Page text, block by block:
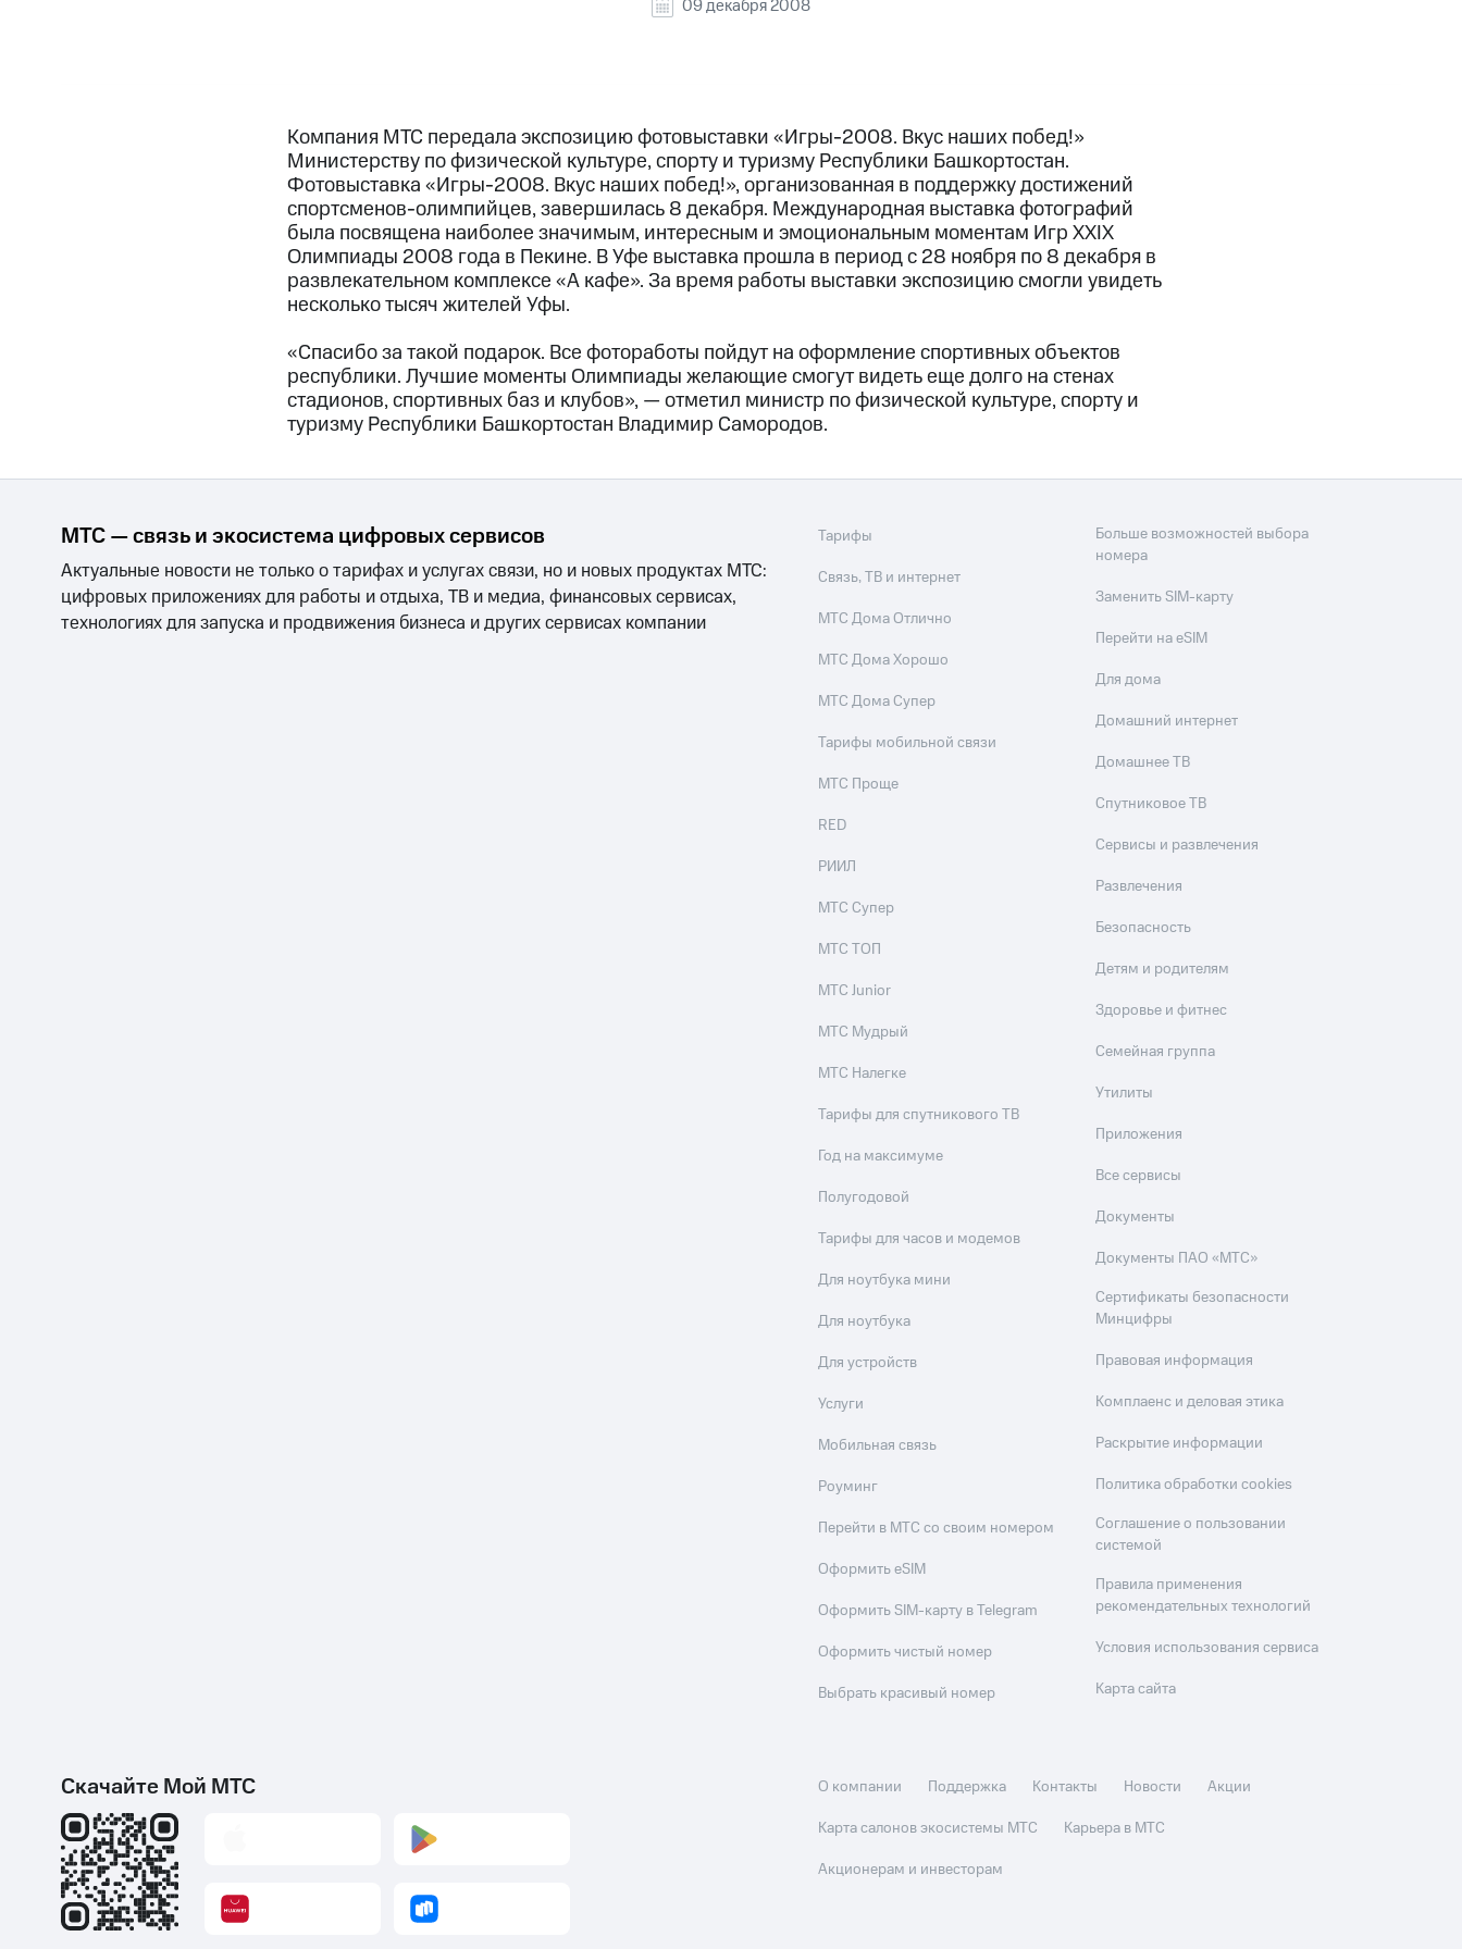
09 декабря 2008
Компания МТС передала экспозицию фотовыставки «Игры-2008. Вкус наших побед!»
Министерству по физической культуре, спорту и туризму Республики Башкортостан.
Фотовыставка «Игры-2008. Вкус наших побед!», организованная в поддержку достижений
спортсменов-олимпийцев, завершилась 8 декабря. Международная выставка фотографий
была посвящена наиболее значимым, интересным и эмоциональным моментам Игр XXIX
Олимпиады 2008 года в Пекине. В Уфе выставка прошла в период с 28 ноября по 8 декабря в
развлекательном комплексе «А кафе». За время работы выставки экспозицию смогли увидеть
несколько тысяч жителей Уфы.
«Спасибо за такой подарок. Все фотоработы пойдут на оформление спортивных объектов
республики. Лучшие моменты Олимпиады желающие смогут видеть еще долго на стенах
стадионов, спортивных баз и клубов», — отметил министр по физической культуре, спорту и
туризму Республики Башкортостан Владимир Самородов.
МТС — связь и экосистема цифровых сервисов
Актуальные новости не только о тарифах и услугах связи, но и новых продуктах МТС:
цифровых приложениях для работы и отдыха, ТВ и медиа, финансовых сервисах,
технологиях для запуска и продвижения бизнеса и других сервисах компании
Тарифы
Связь, ТВ и интернет
МТС Дома Отлично
МТС Дома Хорошо
МТС Дома Супер
Тарифы мобильной связи
МТС Проще
RED
РИИЛ
МТС Супер
МТС ТОП
МТС Junior
МТС Мудрый
МТС Налегке
Тарифы для спутникового ТВ
Год на максимуме
Полугодовой
Тарифы для часов и модемов
Для ноутбука мини
Для ноутбука
Для устройств
Услуги
Мобильная связь
Роуминг
Перейти в МТС со своим номером
Оформить eSIM
Оформить SIM-карту в Telegram
Оформить чистый номер
Выбрать красивый номер
Больше возможностей выбора
номера
Заменить SIM-карту
Перейти на eSIM
Для дома
Домашний интернет
Домашнее ТВ
Спутниковое ТВ
Сервисы и развлечения
Развлечения
Безопасность
Детям и родителям
Здоровье и фитнес
Семейная группа
Утилиты
Приложения
Все сервисы
Документы
Документы ПАО «МТС»
Сертификаты безопасности
Минцифры
Правовая информация
Комплаенс и деловая этика
Раскрытие информации
Политика обработки cookies
Соглашение о пользовании
системой
Правила применения
рекомендательных технологий
Условия использования сервиса
Карта сайта
Скачайте Мой МТС О компании Поддержка Контакты Новости
Акции
Карта салонов экосистемы МТС
Карьера в МТС
Акционерам и инвесторам